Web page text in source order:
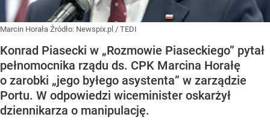
Marcin Horała Źródło: Newspix.pl / TEDI
Konrad Piasecki w „Rozmowie Piaseckiego” pytał
pełnomocnika rządu ds. CPK Marcina Horałę
o zarobki „jego byłego asystenta” w zarządzie
Portu. W odpowiedzi wiceminister oskarżył
dziennikarza o manipulację.